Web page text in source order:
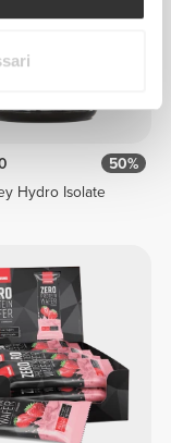
50%
Hydro Isolate